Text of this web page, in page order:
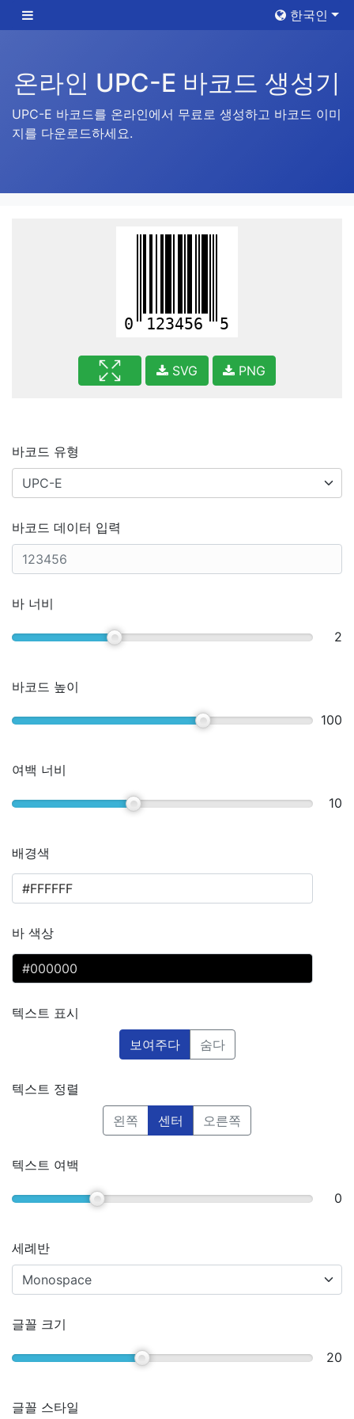
한국인
온라인 UPC-E 바코드 생성기
UPC-E 바코드를 온라인에서 무료로 생성하고 바코드 이미
지를 다운로드하세요.
0 123456 5
SVG PNG
바코드 유형
바코드 데이터 입력
바 너비
2
바코드 높이
100
여백 너비
10
배경색
바 색상
텍스트 표시
보여주다
숨다
텍스트 정렬
왼쪽
센터 오른쪽
텍스트 여백
0
세례반
글꼴 크기
20
글꼴 스타일